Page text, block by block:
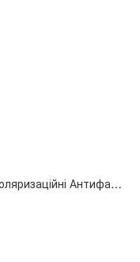
Сонцезахисні окуляри M&J Чоловічі Поляризаційні Антифара коричневий (291)